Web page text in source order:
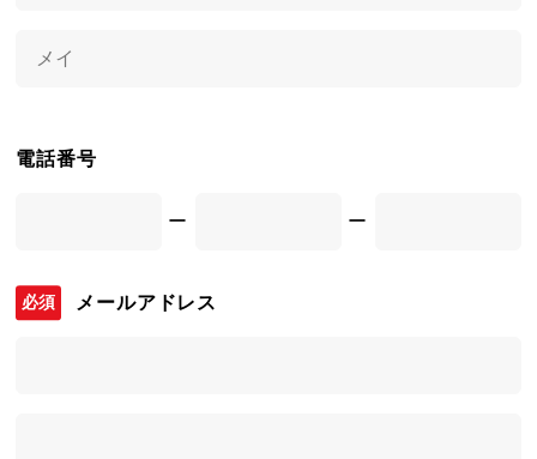
電話番号
ー ー
メールアドレス